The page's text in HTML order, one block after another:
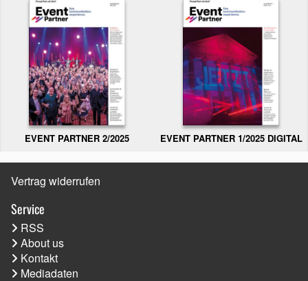
EVENT PARTNER 2/2025 EVENT PARTNER 1/2025 DIGITAL
Vertrag widerrufen
Service
RSS
About us
Kontakt
Mediadaten